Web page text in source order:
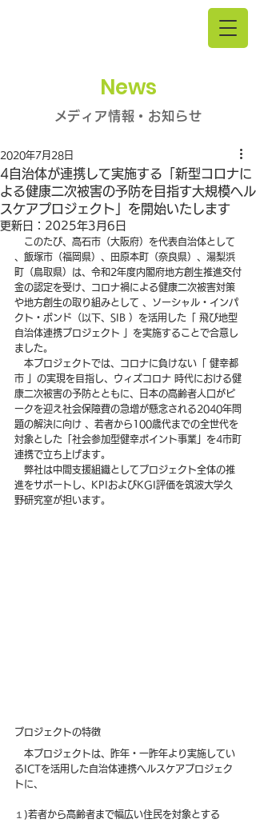
News
メディア情報・お知らせ
4自治体が連携して実施する「新型コロナに
よる健康二次被害の予防を目指す大規模ヘル
スケアプロジェクト」を開始いたします
2020年7月28日
更新日： 2025年3月6日
このたび、高石市（大阪府）を代表自治体として
、飯塚市（福岡県）、田原本町（奈良県）、湯梨浜
町（鳥取県）は、令和2年度内閣府地方創生推進交付
金の認定を受け、コロナ禍による健康二次被害対策
や地方創生の取り組みとして 、ソーシャル・インパ
クト・ボンド（以下、SIB ）を活用した「 飛び地型
自治体連携プロジェクト 」を実施することで合意し
ました。
本プロジェクトでは、コロナに負けない「 健幸都
市 」の実現を目指し、ウィズコロナ 時代における健
康二次被害の予防とともに、日本の高齢者人口がピ
ークを迎え社会保障費の急増が懸念される2040年問
題の解決に向け 、若者から100歳代までの全世代を
対象とした「社会参加型健幸ポイント事業」を4市町
連携で立ち上げます。
弊社は中間支援組織としてプロジェクト全体の推
進をサポートし、KPIおよびKGI評価を筑波大学久
野研究室が担います。
プロジェクトの特徴
本プロジェクトは、昨年・一昨年より実施してい
るICTを活用した自治体連携ヘルスケアプロジェク
トに、
１)若者から高齢者まで幅広い住民を対象とする